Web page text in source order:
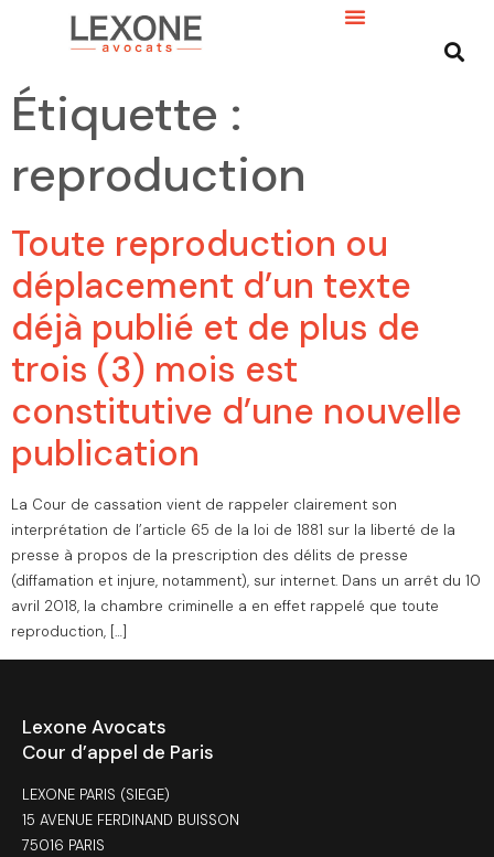
Étiquette :
reproduction
Toute reproduction ou
déplacement d’un texte
déjà publié et de plus de
trois (3) mois est
constitutive d’une nouvelle
publication
La Cour de cassation vient de rappeler clairement son
interprétation de l’article 65 de la loi de 1881 sur la liberté de la
presse à propos de la prescription des délits de presse
(diffamation et injure, notamment), sur internet. Dans un arrêt du 10
avril 2018, la chambre criminelle a en effet rappelé que toute
reproduction, […]
Lexone Avocats
Cour d’appel de Paris
LEXONE PARIS (SIEGE)
15 AVENUE FERDINAND BUISSON
75016 PARIS